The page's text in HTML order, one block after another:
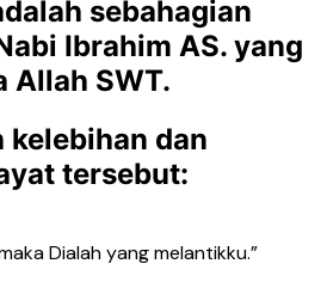
sebahagian
Ibrahim AS. yang
Allah SWT.
kelebihan dan
tersebut:
Dialah yang melantikku.”